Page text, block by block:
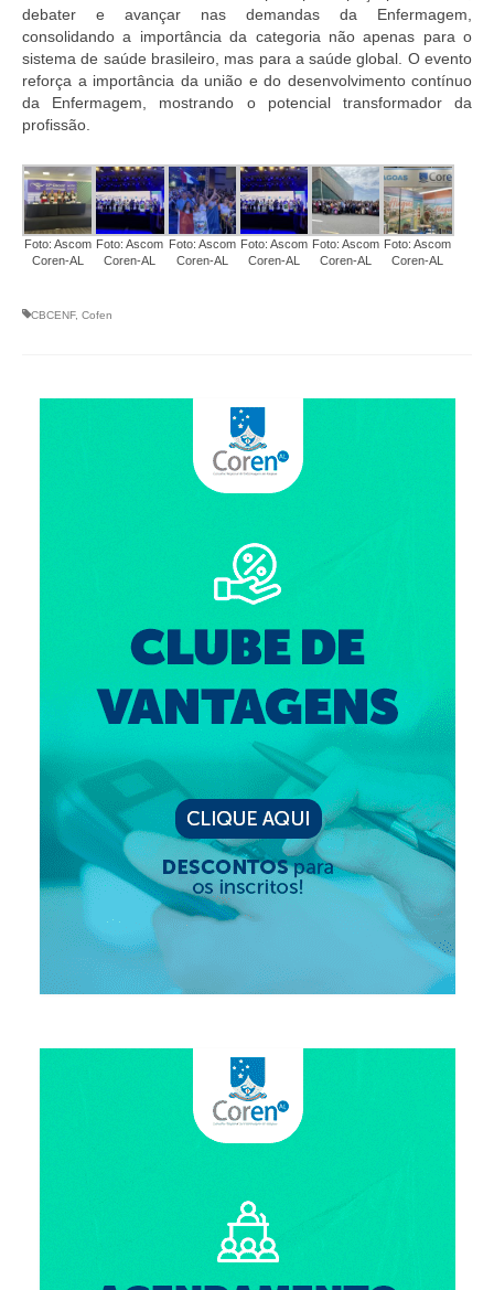
Reserva de auditório
Notícias
Ouvidoria
Contatos
Fale Conosco
NEP
debater e avançar nas demandas da Enfermagem,
consolidando a importância da categoria não apenas para o
sistema de saúde brasileiro, mas para a saúde global. O evento
reforça a importância da união e do desenvolvimento contínuo
da Enfermagem, mostrando o potencial transformador da
profissão.
Foto: Ascom
Coren-AL
Foto: Ascom
Coren-AL
Foto: Ascom
Coren-AL
Foto: Ascom
Coren-AL
Foto: Ascom
Coren-AL
Foto: Ascom
Coren-AL
CBCENF, Cofen